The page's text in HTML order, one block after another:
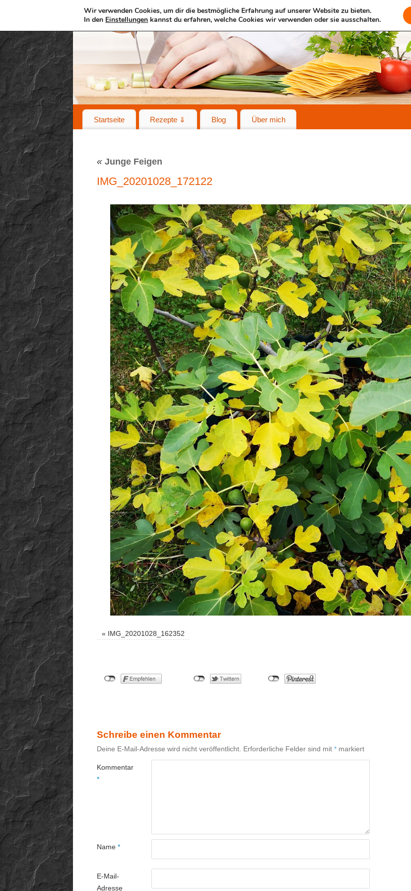
Startseite Rezepte ⇓ Blog Über mich
« Junge Feigen
IMG_20201028_172122
« IMG_20201028_162352
Schreibe einen Kommentar
Deine E-Mail-Adresse wird nicht veröffentlicht. Erforderliche Felder sind mit * markiert
Kommentar
*
Name *
E-Mail-
Adresse
Wir verwenden Cookies, um dir die bestmögliche Erfahrung auf unserer Website zu bieten.
In den Einstellungen kannst du erfahren, welche Cookies wir verwenden oder sie ausschalten.